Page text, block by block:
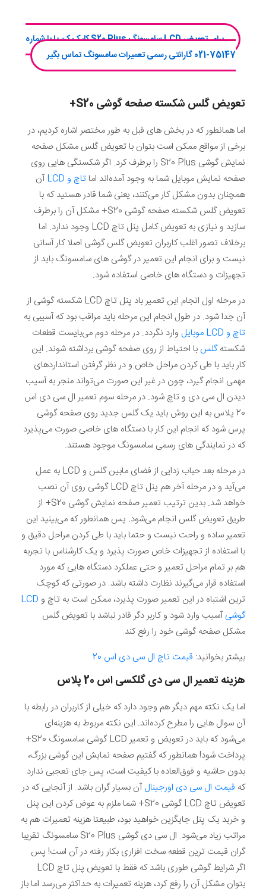
برای تعویض LCD سامسونگ S20 Plus کلیک کن یا با شماره
75147-021 گارانتی رسمی تعمیرات سامسونگ تماس بگیر
تعویض گلس شکسته صفحه گوشی S20+
اما همانطور که در بخش های قبل به طور مختصر اشاره کردیم، در
برخی از مواقع ممکن است بتوان با تعویض گلس مشکل صفحه
نمایش گوشی S20 Plus را برطرف کرد. اگر شکستگی هایی روی
صفحه نمایش موبایل شما به وجود آمده‌اند اما تاچ و LCD
آن
همچنان بدون مشکل کار می‌کنند، یعنی شما قادر هستید که با
تعویض گلس شکسته صفحه گوشی S20+ مشکل آن را برطرف
سازید و نیازی به تعویض کامل پنل تاچ LCD وجود ندارد. اما
برخلاف تصور اغلب کاربران تعویض گلس گوشی اصلا کار آسانی
نیست و برای انجام این تعمیر در گوشی های سامسونگ باید از
تجهیزات و دستگاه های خاصی استفاده شود.
در مرحله اول انجام این تعمیر باد پنل تاچ LCD شکسته گوشی از
آن جدا شود. در طول انجام این مرحله باید مراقب بود که آسیبی به
تاچ و LCD موبایل
وارد نگردد. در مرحله دوم می‌بایست قطعات
شکستهگلس با احتیاط از روی صفحه گوشی برداشته شوند. این
کار باید با طی کردن مراحل خاص و در نظر گرفتن استانداردهای
مهمی انجام گیرد، چون در غیر این صورت می‌تواند منجر به آسیب
دیدن ال سی دی و تاچ شود. در مرحله سوم تعمیر ال سی دی اس
20 پلاس به این روش باید یک گلس جدید روی صفحه گوشی
پرس شود که انجام این کار با دستگاه های خاصی صورت می‌پذیرد
که در نمایندگی های رسمی سامسونگ موجود هستند.
در مرحله بعد حباب زدایی از فضای مابین گلس و LCD به عمل
می‌آید و در مرحله آخر هم پنل تاچ LCD گوشی روی آن نصب
خواهد شد. بدین ترتیب تعمیر صفحه نمایش گوشی S20+ از
طریق تعویض گلس انجام می‌شود. پس همانطور که می‌بینید این
تعمیر ساده و راحت نیست و حتما باید با طی کردن مراحل دقیق و
با استفاده از تجهیزات خاص صورت پذیرد و یک کارشناس با تجربه
هم بر تمام مراحل تعمیر و حتی عملکرد دستگاه هایی که مورد
استفاده قرار می‌گیرند نظارت داشته باشد. در صورتی که کوچک
ترین اشتباه در این تعمیر صورت پذیرد، ممکن است به تاچ و LCD
گوشیآسیب وارد شود و کاربر دگر قادر نباشد با تعویض گلس
مشکل صفحه گوشی خود را رفع کند.
بیشتر بخوانید: قیمت تاچ ال سی دی اس 20
هزینه تعمیر ال سی دی گلکسی اس 20 پلاس
اما یک نکته مهم دیگر هم وجود دارد که خیلی از کاربران در رابطه با
آن سوال هایی را مطرح کرده‌اند. این نکته مربوط به هزینه‌ای
می‌شود که باید در تعویض و تعمیر LCD گوشی سامسونگ S20+
پرداخت شود! همانطور که گفتیم صفحه نمایش این گوشی بزرگ،
بدون حاشیه و فوق‌العاده با کیفیت است، پس جای تعجبی ندارد
که قیمت ال سی دی اورجینالآن بسیار گران باشد. از آنجایی که در
تعویض تاچ LCD گوشی S20+ شما ملزم به عوض کردن این پنل
و خرید یک پنل جایگزین خواهید بود، طبیعتا هزینه تعمیرات هم به
مراتب زیاد می‌شود. ال سی دی گوشی S20 Plus سامسونگ تقریبا
گران قیمت ترین قطعه سخت افزاری بکار رفته در آن است! پس
اگر شرایط گوشی طوری باشد که فقط با تعویض پنل تاچ LCD
بتوان مشکل آن را رفع کرد، هزینه تعمیرات به حداکثر می‌رسد اما باز